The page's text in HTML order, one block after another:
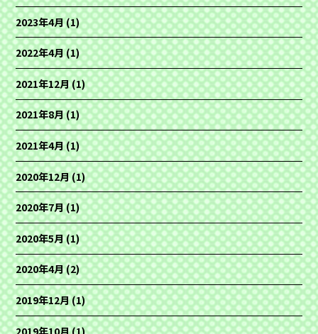
2023年4月(1)
2022年4月(1)
2021年12月(1)
2021年8月(1)
2021年4月(1)
2020年12月(1)
2020年7月(1)
2020年5月(1)
2020年4月(2)
2019年12月(1)
2019年10月(1)